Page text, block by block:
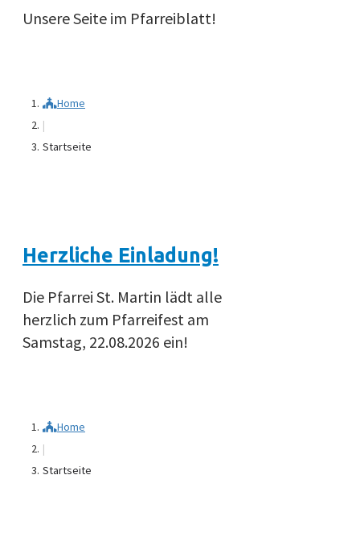
Unsere Seite im Pfarreiblatt!
Home
|
Startseite
Herzliche Einladung!
Die Pfarrei St. Martin lädt alle
herzlich zum Pfarreifest am
Samstag, 22.08.2026 ein!
Home
|
Startseite